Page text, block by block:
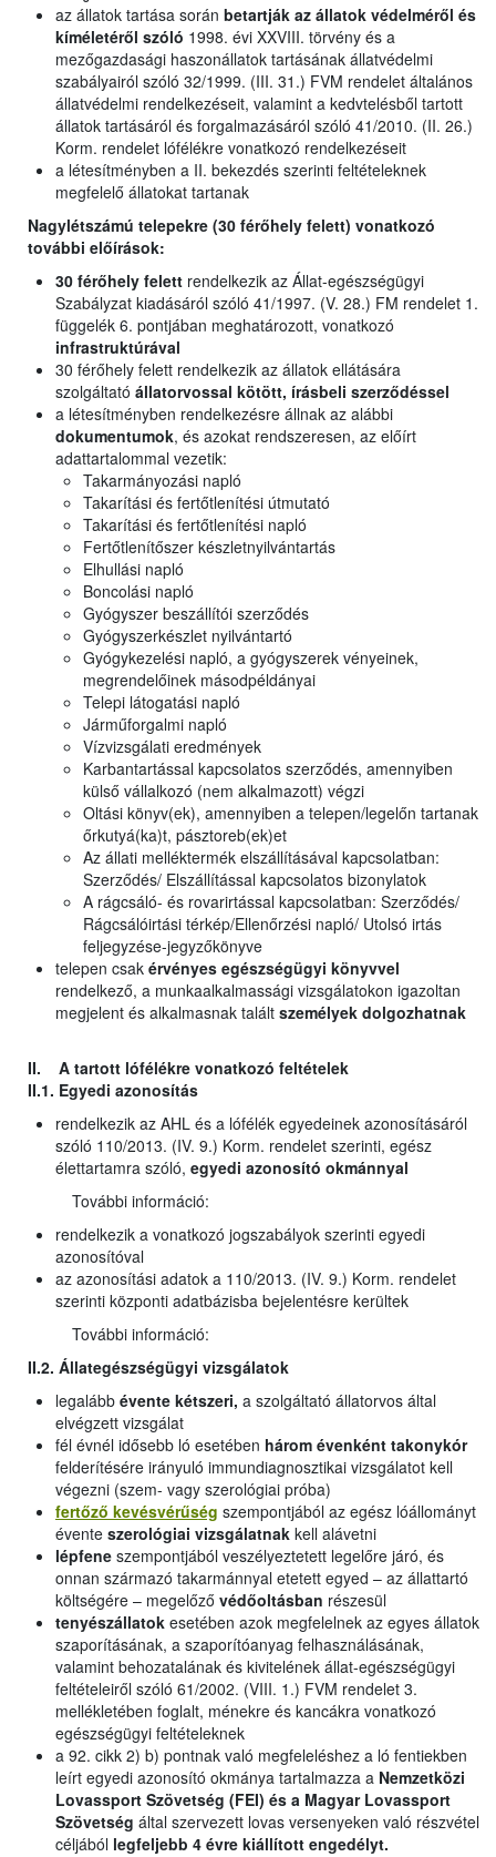
az állatok tartása során betartják az állatok védelméről és
kíméletéről szóló 1998. évi XXVIII. törvény és a
mezőgazdasági haszonállatok tartásának állatvédelmi
szabályairól szóló 32/1999. (III. 31.) FVM rendelet általános
állatvédelmi rendelkezéseit, valamint a kedvtelésből tartott
állatok tartásáról és forgalmazásáról szóló 41/2010. (II. 26.)
Korm. rendelet lófélékre vonatkozó rendelkezéseit
a létesítményben a II. bekezdés szerinti feltételeknek
megfelelő állatokat tartanak
Nagylétszámú telepekre (30 férőhely felett) vonatkozó
további előírások:
30 férőhely felett rendelkezik az Állat-egészségügyi
Szabályzat kiadásáról szóló 41/1997. (V. 28.) FM rendelet 1.
függelék 6. pontjában meghatározott, vonatkozó
infrastruktúrával
30 férőhely felett rendelkezik az állatok ellátására
szolgáltató állatorvossal kötött, írásbeli szerződéssel
a létesítményben rendelkezésre állnak az alábbi
dokumentumok, és azokat rendszeresen, az előírt
adattartalommal vezetik:
Takarmányozási napló
Takarítási és fertőtlenítési útmutató
Takarítási és fertőtlenítési napló
Fertőtlenítőszer készletnyilvántartás
Elhullási napló
Boncolási napló
Gyógyszer beszállítói szerződés
Gyógyszerkészlet nyilvántartó
Gyógykezelési napló, a gyógyszerek vényeinek,
megrendelőinek másodpéldányai
Telepi látogatási napló
Járműforgalmi napló
Vízvizsgálati eredmények
Karbantartással kapcsolatos szerződés, amennyiben
külső vállalkozó (nem alkalmazott) végzi
Oltási könyv(ek), amennyiben a telepen/legelőn tartanak
őrkutyá(ka)t, pásztoreb(ek)et
Az állati melléktermék elszállításával kapcsolatban:
Szerződés/ Elszállítással kapcsolatos bizonylatok
A rágcsáló- és rovarirtással kapcsolatban: Szerződés/
Rágcsálóirtási térkép/Ellenőrzési napló/ Utolsó irtás
feljegyzése-jegyzőkönyve
telepen csak érvényes egészségügyi könyvvel
rendelkező, a munkaalkalmassági vizsgálatokon igazoltan
megjelent és alkalmasnak talált személyek dolgozhatnak
II. A tartott lófélékre vonatkozó feltételek
II.1. Egyedi azonosítás
rendelkezik az AHL és a lófélék egyedeinek azonosításáról
szóló 110/2013. (IV. 9.) Korm. rendelet szerinti, egész
élettartamra szóló, egyedi azonosító okmánnyal
További információ:
rendelkezik a vonatkozó jogszabályok szerinti egyedi
azonosítóval
az azonosítási adatok a 110/2013. (IV. 9.) Korm. rendelet
szerinti központi adatbázisba bejelentésre kerültek
További információ:
II.2. Állategészségügyi vizsgálatok
legalább évente kétszeri, a szolgáltató állatorvos által
elvégzett vizsgálat
fél évnél idősebb ló esetében három évenként takonykór
felderítésére irányuló immundiagnosztikai vizsgálatot kell
végezni (szem- vagy szerológiai próba)
fertőző kevésvérűség szempontjából az egész lóállományt
évente szerológiai vizsgálatnak kell alávetni
lépfene szempontjából veszélyeztetett legelőre járó, és
onnan származó takarmánnyal etetett egyed – az állattartó
költségére – megelőző védőoltásban részesül
tenyészállatok esetében azok megfelelnek az egyes állatok
szaporításának, a szaporítóanyag felhasználásának,
valamint behozatalának és kivitelének állat-egészségügyi
feltételeiről szóló 61/2002. (VIII. 1.) FVM rendelet 3.
mellékletében foglalt, ménekre és kancákra vonatkozó
egészségügyi feltételeknek
a 92. cikk 2) b) pontnak való megfeleléshez a ló fentiekben
leírt egyedi azonosító okmánya tartalmazza a Nemzetközi
Lovassport Szövetség (FEI) és a Magyar Lovassport
Szövetség által szervezett lovas versenyeken való részvétel
céljából legfeljebb 4 évre kiállított engedélyt.